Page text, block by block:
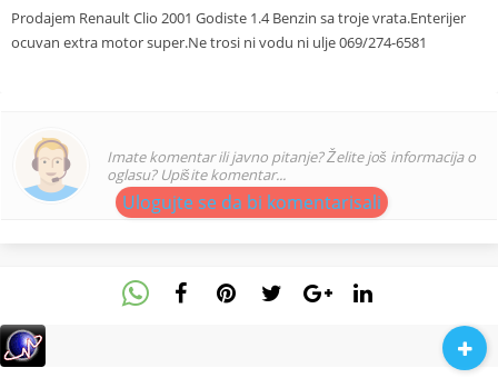
Prodajem Renault Clio 2001 Godiste 1.4 Benzin sa troje vrata.Enterijer
ocuvan extra motor super.Ne trosi ni vodu ni ulje 069/274-6581
Imate komentar ili javno pitanje? Želite još informacija o
oglasu? Upišite komentar...
Ulogujte se da bi komentarisali